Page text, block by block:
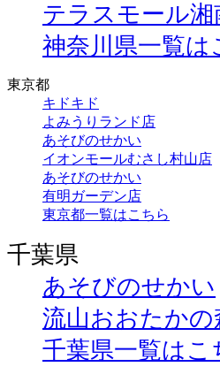
テラスモール湘
神奈川県一覧は
東京都
キドキド
よみうりランド店
あそびのせかい
イオンモールむさし村山店
あそびのせかい
有明ガーデン店
東京都一覧はこちら
千葉県
あそびのせかい
流山おおたかの
千葉県一覧はこ